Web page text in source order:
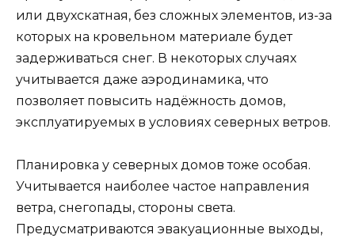
или двухскатная, без сложных элементов, из-за
которых на кровельном материале будет
задерживаться снег. В некоторых случаях
учитывается даже аэродинамика, что
позволяет повысить надёжность домов,
эксплуатируемых в условиях северных ветров.
Планировка у северных домов тоже особая.
Учитывается наиболее частое направления
ветра, снегопады, стороны света.
Предусматриваются эвакуационные выходы,